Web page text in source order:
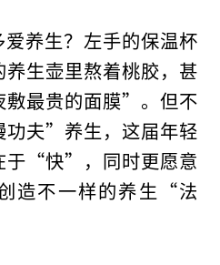
养生？左手的保温杯
生壶里熬着桃胶，甚
最贵的面膜”。但不
夫”养生，这届年轻
于“快”，同时更愿意
造不一样的养生“法